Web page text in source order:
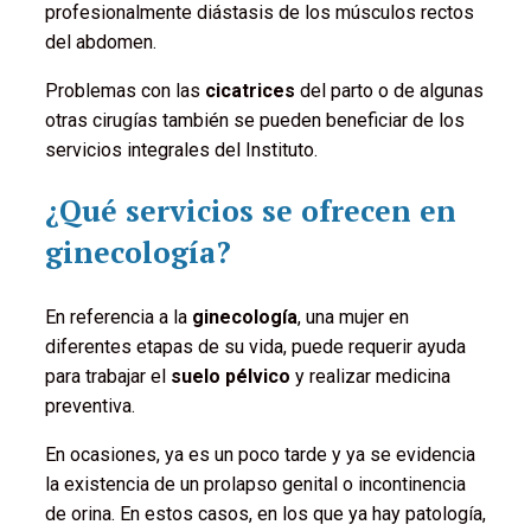
profesionalmente diástasis de los músculos rectos
del abdomen.
Problemas con las cicatrices del parto o de algunas
otras cirugías también se pueden beneficiar de los
servicios integrales del Instituto.
¿Qué servicios se ofrecen en
ginecología?
En referencia a la ginecología, una mujer en
diferentes etapas de su vida, puede requerir ayuda
para trabajar el suelo pélvico y realizar medicina
preventiva.
En ocasiones, ya es un poco tarde y ya se evidencia
la existencia de un prolapso genital o incontinencia
de orina. En estos casos, en los que ya hay patología,